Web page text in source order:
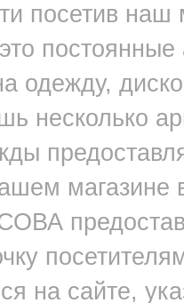
посетив
одежду,
несколько
магазине
на сайте,